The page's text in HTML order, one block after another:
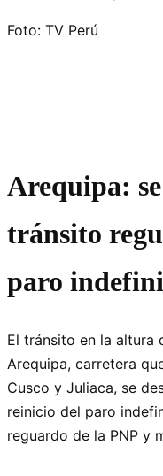
Foto: TV Perú
Arequipa:
tránsito
paro
El tránsito en la altura
Arequipa, carretera
Cusco y Juliaca, se
reinicio del paro
reguardo de la PNP y